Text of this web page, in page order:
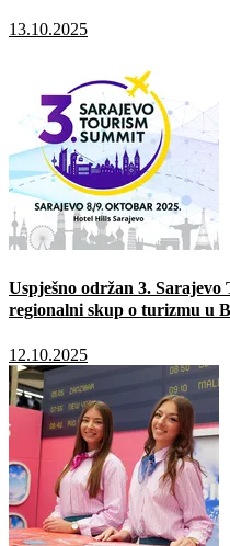
13.10.2025
Uspješno održan 3.
regionalni skup o turizmu u
12.10.2025